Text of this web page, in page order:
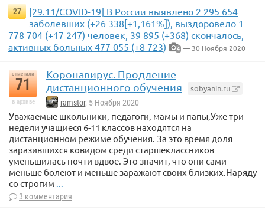
27
[29.11/COVID-19] В России выявлено 2 295 654
заболевших (+26 338[+1,161%]), выздоровело 1
778 704 (+17 247) человек, 39 895 (+368) скончалось,
активных больных 477 055 (+8 723)
4 — 30 Ноября 2020
отметили
71
в архиве
Коронавирус. Продление
дистанционного обучения
sobyanin.ru
ramstor, 5 Ноября 2020
Уважаемые школьники, педагоги, мамы и папы,Уже три
недели учащиеся 6-11 классов находятся на
дистанционном режиме обучения. За это время доля
заразившихся ковидом среди старшеклассников
уменьшилась почти вдвое. Это значит, что они сами
меньше болеют и меньше заражают своих близких.Наряду
со строгим ...
3 комментария